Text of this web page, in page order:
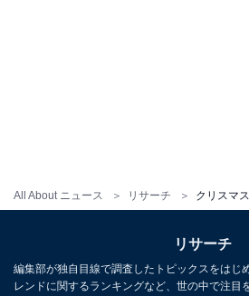
All About ニュース リサーチ
リサーチ
編集部が独自目線で調査したトピックスをはじ
レンドに関するランキングなど、世の中で注目